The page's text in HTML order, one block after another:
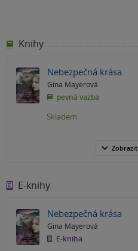
Knihy
Nebezpečná krása
Gina Mayerová
pevná vazba
Skladem
Zobrazit
E-knihy
Nebezpečná krása
Gina Mayerová
E-kniha